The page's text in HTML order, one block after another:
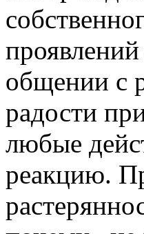
общении с
радости
любые
реакцию.